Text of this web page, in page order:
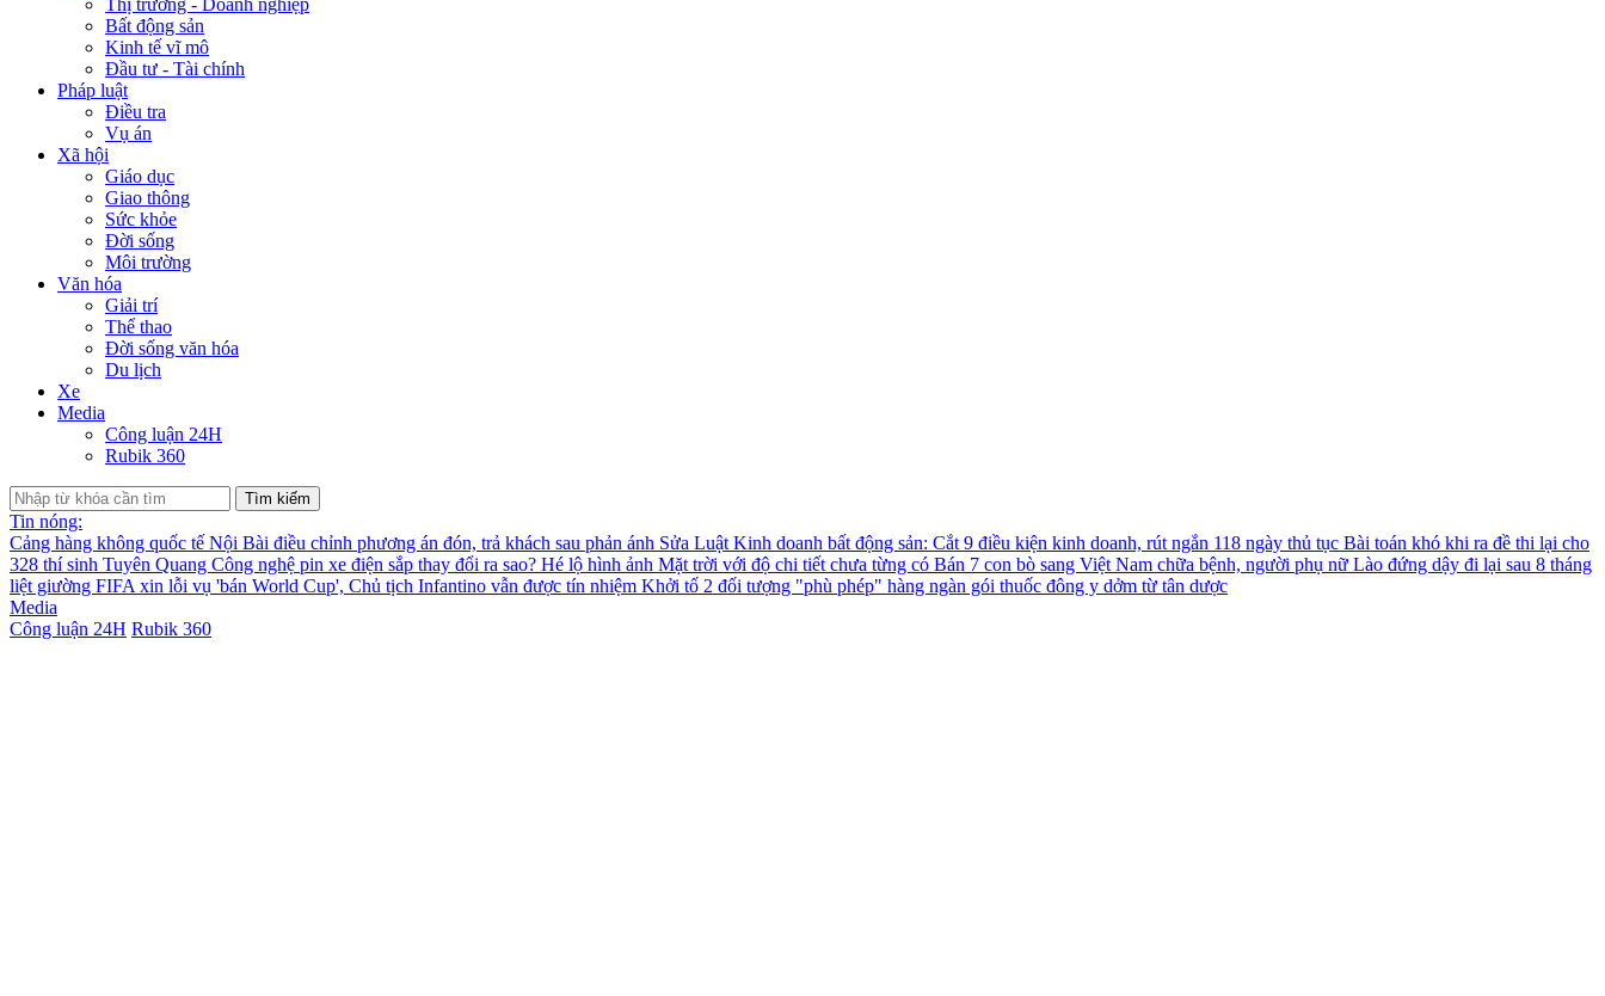
Thị trường - Doanh nghiệp
Bất động sản
Kinh tế vĩ mô
Đầu tư - Tài chính
Pháp luật
Điều tra
Vụ án
Xã hội
Giáo dục
Giao thông
Sức khỏe
Đời sống
Môi trường
Văn hóa
Giải trí
Thể thao
Đời sống văn hóa
Du lịch
Xe
Media
Công luận 24H
Rubik 360
Tìm kiếm
Tin nóng:
Cảng hàng không quốc tế Nội Bài điều chỉnh phương án đón, trả khách sau phản ánh Sửa Luật Kinh doanh bất động sản: Cắt 9 điều kiện kinh doanh, rút ngắn 118 ngày thủ tục Bài toán khó khi ra đề thi lại cho
328 thí sinh Tuyên Quang Công nghệ pin xe điện sắp thay đổi ra sao? Hé lộ hình ảnh Mặt trời với độ chi tiết chưa từng có Bán 7 con bò sang Việt Nam chữa bệnh, người phụ nữ Lào đứng dậy đi lại sau 8 tháng
liệt giường FIFA xin lỗi vụ 'bán World Cup', Chủ tịch Infantino vẫn được tín nhiệm Khởi tố 2 đối tượng "phù phép" hàng ngàn gói thuốc đông y dởm từ tân dược
Media
Công luận 24H Rubik 360